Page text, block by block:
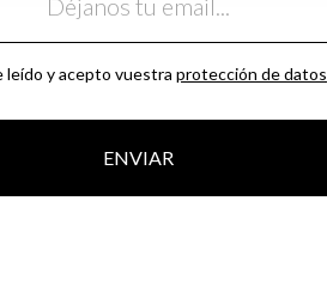
leído y acepto vuestra protección de datos
ENVIAR